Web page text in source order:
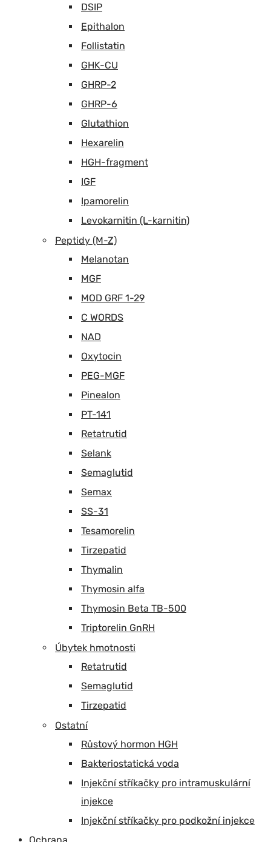
DSIP
Epithalon
Follistatin
GHK-CU
GHRP-2
GHRP-6
Glutathion
Hexarelin
HGH-fragment
IGF
Ipamorelin
Levokarnitin (L-karnitin)
Peptidy (M-Z)
Melanotan
MGF
MOD GRF 1-29
C WORDS
NAD
Oxytocin
PEG-MGF
Pinealon
PT-141
Retatrutid
Selank
Semaglutid
Semax
SS-31
Tesamorelin
Tirzepatid
Thymalin
Thymosin alfa
Thymosin Beta TB-500
Triptorelin GnRH
Úbytek hmotnosti
Retatrutid
Semaglutid
Tirzepatid
Ostatní
Růstový hormon HGH
Bakteriostatická voda
Injekční stříkačky pro intramuskulární
injekce
Injekční stříkačky pro podkožní injekce